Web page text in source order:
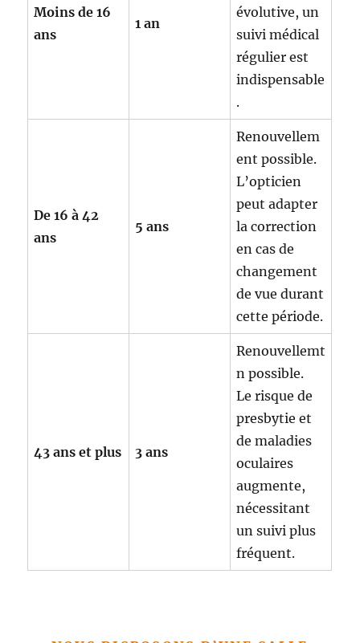
Moins de 16
ans
1 an
évolutive, un
suivi médical
régulier est
indispensable
.
De 16 à 42
ans
5 ans
Renouvellem
ent possible.
L’opticien
peut adapter
la correction
en cas de
changement
de vue durant
cette période.
43 ans et plus 3 ans
Renouvellemt
n possible.
Le risque de
presbytie et
de maladies
oculaires
augmente,
nécessitant
un suivi plus
fréquent.